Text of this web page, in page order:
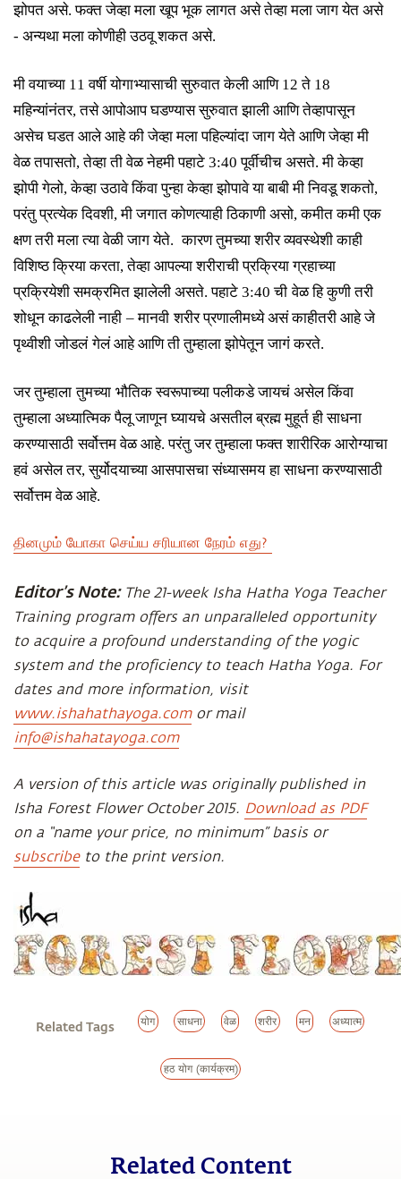
झोपत असे. फक्त जेव्हा मला खूप भूक लागत असे तेव्हा मला जाग येत असे
- अन्यथा मला कोणीही उठवू शकत असे.
मी वयाच्या 11 वर्षीयोगाभ्यासाची सुरुवात केली आणि 12 ते 18
महिन्यांनंतर, तसे आपोआप घडण्यास सुरुवात झाली आणि तेव्हापासून
असेच घडत आले आहे की जेव्हा मला पहिल्यांदाजाग येते आणि जेव्हा मी
वेळ तपासतो, तेव्हा ती वेळ नेहमी पहाटे 3:40 पूर्वीचीच असते. मीकेव्हा
झोपी गेलो,केव्हाउठावे किंवा पुन्हाकेव्हाझोपावे या बाबी मी निवडू शकतो,
परंतु प्रत्येक दिवशी, मीजगातकोणत्याहीठिकाणी असो, कमीत कमी एक
क्षण तरीमला त्या वेळी जाग येते. कारणतुमच्या शरीर व्यवस्थेशी काही
विशिष्ठ क्रिया करता, तेव्हा आपल्या शरीराची प्रक्रिया ग्रहाच्या
प्रक्रियेशी समक्रमित झालेली असते. पहाटे 3:40ची वेळहिकुणी तरी
शोधून काढलेली नाही – मानवी शरीरप्रणालीमध्येअसंकाहीतरी आहेजे
पृथ्वीशी जोडलं गेलंआहे आणि तीतुम्हालाझोपेतूनजागं करते.
जरतुम्हाला तुमच्या भौतिकस्वरूपाच्यापलीकडे जायचं असेलकिंवा
तुम्हाला अध्यात्मिकपैलू जाणून घ्यायचे असतीलब्रह्म मुहूर्त हीसाधना
करण्यासाठी सर्वोत्तम वेळ आहे. परंतु जरतुम्हालाफक्त शारीरिक आरोग्याचा
हवं असेलतर, सुर्योदयाच्या आसपासचा संध्यासमय हासाधना करण्यासाठी
सर्वोत्तम वेळ आहे.
தினமும் யோகா செய்ய சரியான நேரம் எது?
Editor’s Note: The 21-week Isha Hatha Yoga Teacher
Training program offers an unparalleled opportunity
to acquire a profound understanding of the yogic
system and the proficiency to teach Hatha Yoga. For
dates and more information, visit
www.ishahathayoga.comor mail
info@ishahatayoga.com
A version of this article was originally published in
Isha Forest Flower October 2015. Download as PDF
on a “name your price, no minimum” basis or
subscribeto the print version.
Related Tags योग साधना वेळ शरीर मन अध्यात्म
हठ योग (कार्यक्रम)
Related Content